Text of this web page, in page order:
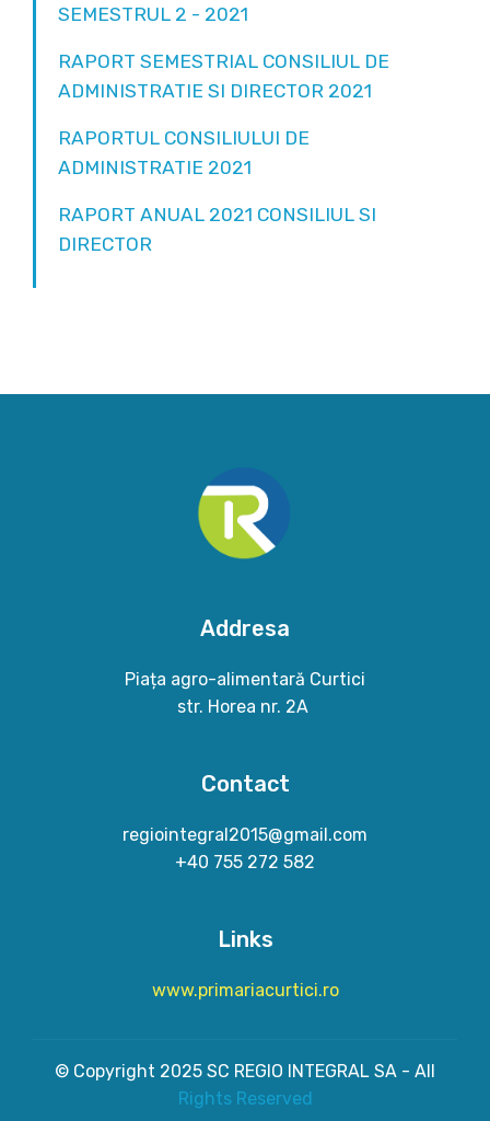
SEMESTRUL 2 - 2021
RAPORT SEMESTRIAL CONSILIUL DE
ADMINISTRATIE SI DIRECTOR 2021
RAPORTUL CONSILIULUI DE
ADMINISTRATIE 2021
RAPORT ANUAL 2021 CONSILIUL SI
DIRECTOR
Addresa
Piața agro-alimentară Curtici
str. Horea nr. 2A
Contact
regiointegral2015@gmail.com
+40 755 272 582
Links
www.primariacurtici.ro
© Copyright 2025 SC REGIO INTEGRAL SA - All
Rights Reserved